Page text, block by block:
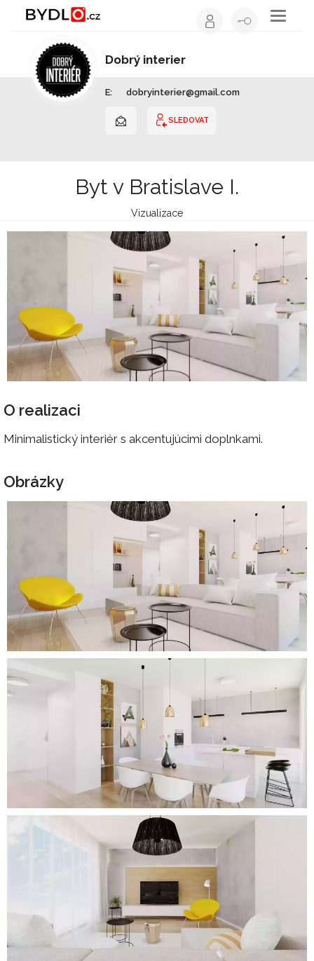
Toggle
Dobrý interier
E: dobryinterier@gmail.com
SLEDOVAT
Byt v Bratislave I.
Vizualizace
O realizaci
Minimalistický interiér s akcentujúcimi doplnkami.
Obrázky